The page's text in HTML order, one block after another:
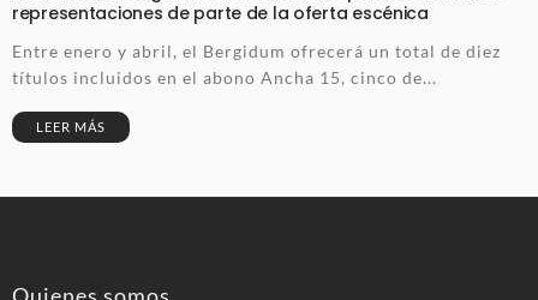
representaciones de parte de la oferta escénica
Entre enero y abril, el Bergidum ofrecerá un total de diez
títulos incluidos en el abono Ancha 15, cinco de...
LEER MÁS
Quienes somos